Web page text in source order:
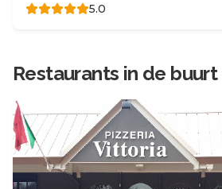
5.0
Restaurants in de buurt